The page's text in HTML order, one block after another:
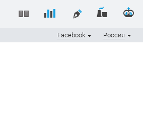
Россия
Facebook